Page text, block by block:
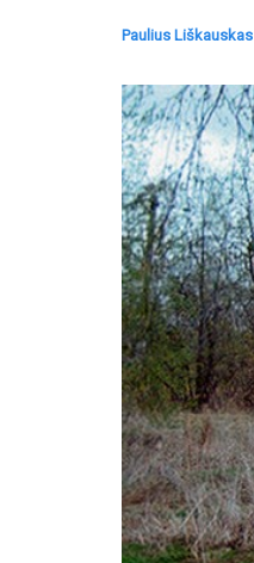
Paulius Liškauskas